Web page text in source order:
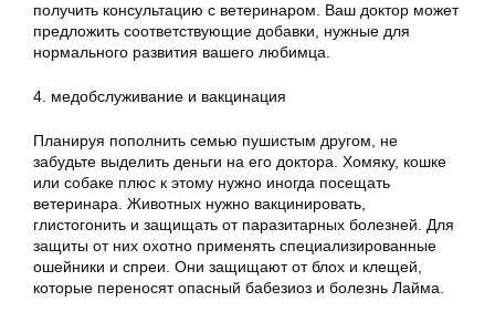
получить консультацию с ветеринаром. Ваш доктор может
предложить соответствующие добавки, нужные для
нормального развития вашего любимца.
4. медобслуживание и вакцинация
Планируя пополнить семью пушистым другом, не
забудьте выделить деньги на его доктора. Хомяку, кошке
или собаке плюс к этому нужно иногда посещать
ветеринара. Животных нужно вакцинировать,
глистогонить и защищать от паразитарных болезней. Для
защиты от них охотно применять специализированные
ошейники и спреи. Они защищают от блох и клещей,
которые переносят опасный бабезиоз и болезнь Лайма.